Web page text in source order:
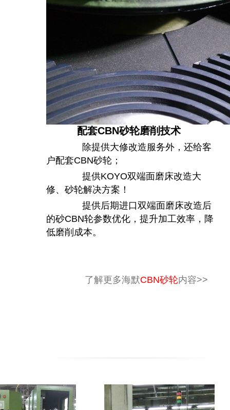
配套CBN砂轮磨削技术
除提供大修改造服务外，还给客
户配套CBN砂轮；
提供KOYO双端面磨床改造大
修、砂轮解决方案！
提供后期进口双端面磨床改造后
的砂CBN轮参数优化，提升加工效率，降
低磨削成本。
了解更多海默CBN砂轮内容>>